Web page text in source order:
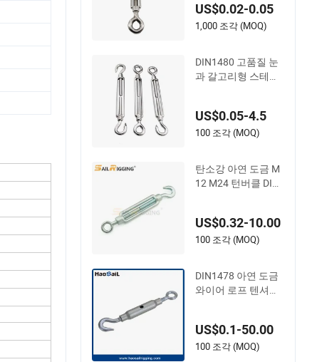
US$0.02-0.05
1,000 조각 (MOQ)
DIN1480 고품질 눈
과 갈고리형 스테인
버클 리깅 피팅용
US$0.05-4.5
100 조각 (MOQ)
탄소강 아연 도금 M
12 M24 턴버클 DIN
US$0.32-10.00
100 조각 (MOQ)
DIN1478 아연 도금
와이어 로프 텐셔너
클 fencing rigging
해양 농업 및 건설용
US$0.1-50.00
100 조각 (MOQ)